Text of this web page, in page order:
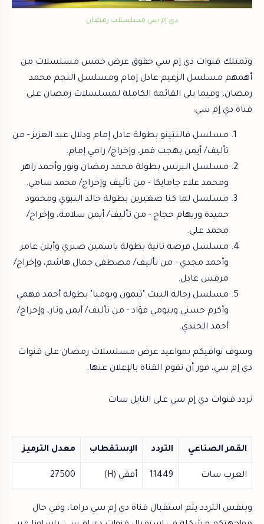
دي إم سي مسلسلات رمضان
وتمتلك قنوات دي إم سي حقوق عرض خمس مسلسلات من
أهمهم مسلسل الزعيم عادل إمام ومسلسل النجم محمد
رمضان، وفيما يلي القائمة الكاملة لمسلسلات رمضان على
قناة دي إم سي:
مسلسل فالنتينو بطولة عادل إمام ودلال عبد العزيز - من
تأليف/ أيمن بهجت قمر، وإخراج/ رامي إمام.
مسلسل البرنس بطولة محمد رمضان ونور وأحمد زاهر
ومحمد علاء جامايكا - من تأليف وإخراج/ محمد سامي.
مسلسل لما كنا صغيرين بطولة خالد النبوي ومحمود
حميدة وريهام حجاج - من تأليف/ أيمن سلامة، وإخراج/
محمد علي.
مسلسل فرصة ثانية بطولة ياسمين صبري وأيتن عامر
وأحمد مجدي - من تأليف/ مصطفى جمال هاشم، وإخراج/
مرقس عادل.
مسلسل رجالة البيت "تيمون وبومبا" بطولة أحمد فهمي
وأكرم حسني وبيومي فؤاد - من تأليف/ أيمن وتار، وإخراج/
أحمد الجندي.
وسوف نوافيكم بمواعيد عرض مسلسلات رمضان على قنوات
دي إم سي، فور أن تقوم القناة بالإعلان عنها.
تردد قنوات دي إم سي على النايل سات
القمر الصناعي التردد الإستقطاب معدل الترميز
العرب سات 11449 أفقي (H) 27500
وبنفس التردد يتم استقبال قناة دي إم سي دراما، وفي حال